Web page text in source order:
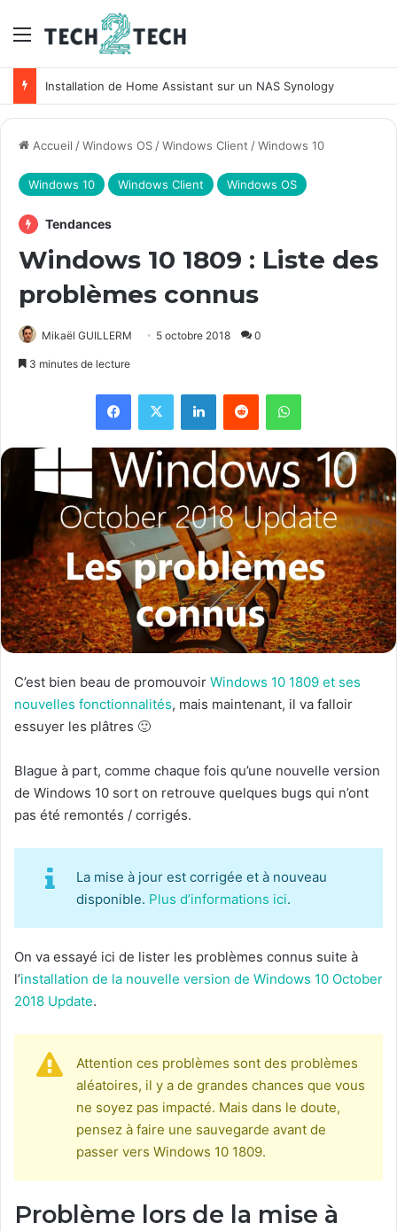
Menu
Installation de Home Assistant sur un NAS Synology
Accueil /Windows OS/Windows Client /Windows 10
Windows 10 Windows Client Windows OS
Tendances
Windows 10 1809 : Liste des
problèmes connus
Mikaël GUILLERM 5 octobre 2018 0
3 minutes de lecture
C’est bien beau de promouvoir Windows 10 1809 et ses
nouvelles fonctionnalités, mais maintenant, il va falloir
essuyer les plâtres 🙂
Blague à part, comme chaque fois qu’une nouvelle version
de Windows 10 sort on retrouve quelques bugs qui n’ont
pas été remontés / corrigés.
La mise à jour est corrigée et à nouveau
disponible. Plus d’informations ici.
On va essayé ici de lister les problèmes connus suite à
l’installation de la nouvelle version de Windows 10 October
2018 Update.
Attention ces problèmes sont des problèmes
aléatoires, il y a de grandes chances que vous
ne soyez pas impacté. Mais dans le doute,
pensez à faire une sauvegarde avant de
passer vers Windows 10 1809.
Problème lors de la mise à